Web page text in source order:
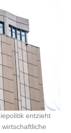
entzieht